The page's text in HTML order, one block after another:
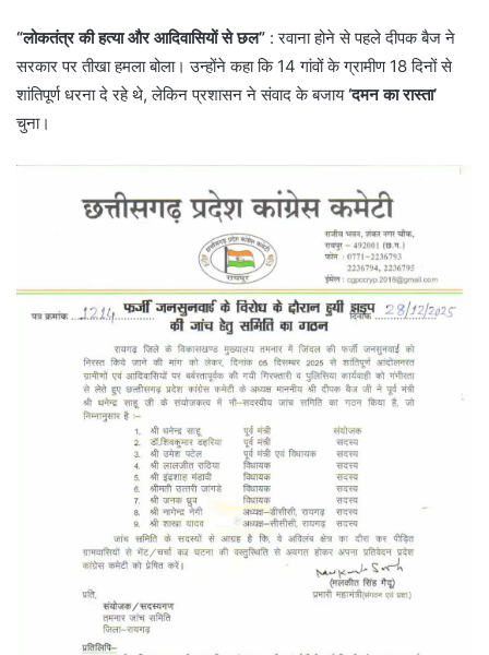
“लोकतंत्र की हत्या और आदिवासियों से छल” : रवाना होने से पहले दीपक बैज ने
सरकार पर तीखा हमला बोला। उन्होंने कहा कि 14 गांवों के ग्रामीण 18 दिनों से
शांतिपूर्ण धरना दे रहे थे, लेकिन प्रशासन ने संवाद के बजाय‘दमन का रास्ता’
चुना।